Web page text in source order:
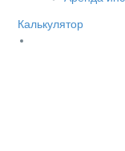
Калькулятор